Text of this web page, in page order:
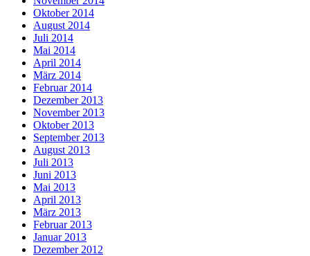
Oktober 2014
August 2014
Juli 2014
Mai 2014
April 2014
März 2014
Februar 2014
Dezember 2013
November 2013
Oktober 2013
September 2013
August 2013
Juli 2013
Juni 2013
Mai 2013
April 2013
März 2013
Februar 2013
Januar 2013
Dezember 2012